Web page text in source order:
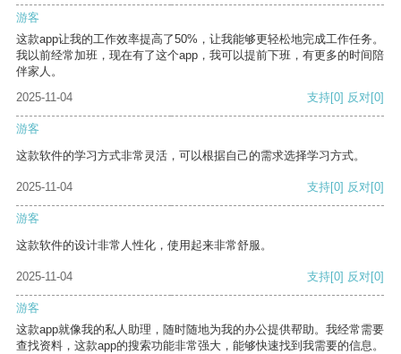
游客
这款app让我的工作效率提高了50%，让我能够更轻松地完成工作任务。
我以前经常加班，现在有了这个app，我可以提前下班，有更多的时间陪
伴家人。
2025-11-04
支持[0] 反对[0]
游客
这款软件的学习方式非常灵活，可以根据自己的需求选择学习方式。
2025-11-04 支持[0] 反对[0]
游客
这款软件的设计非常人性化，使用起来非常舒服。
2025-11-04 支持[0] 反对[0]
游客
这款app就像我的私人助理，随时随地为我的办公提供帮助。我经常需要
查找资料，这款app的搜索功能非常强大，能够快速找到我需要的信息。